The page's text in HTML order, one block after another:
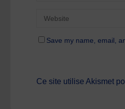
Save my name, email,
Ce site utilise Akismet